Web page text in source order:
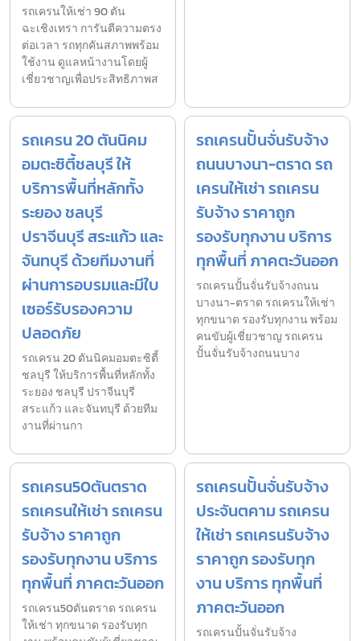
รถเครนให้เช่า 90 ตัน
ฉะเชิงเทรา การันตีความตรง
ต่อเวลา รถทุกคันสภาพพร้อม
ใช้งาน ดูแลหน้างานโดยผู้
เชี่ยวชาญเพื่อประสิทธิภาพส
รถเครน 20 ตันนิคม
อมตะซิตี้ชลบุรี ให้
บริการพื้นที่หลักทั้ง
ระยอง ชลบุรี
ปราจีนบุรี สระแก้ว และ
จันทบุรี ด้วยทีมงานที่
ผ่านการอบรมและมีใบ
เซอร์รับรองความ
ปลอดภัย
รถเครน 20 ตันนิคมอมตะซิตี้
ชลบุรี ให้บริการพื้นที่หลักทั้ง
ระยอง ชลบุรี ปราจีนบุรี
สระแก้ว และจันทบุรี ด้วยทีม
งานที่ผ่านกา
รถเครนปั้นจั่นรับจ้าง
ถนนบางนา-ตราด รถ
เครนให้เช่า รถเครน
รับจ้าง ราคาถูก
รองรับทุกงาน บริการ
ทุกพื้นที่ ภาคตะวันออก
รถเครนปั้นจั่นรับจ้างถนน
บางนา-ตราด รถเครนให้เช่า
ทุกขนาด รองรับทุกงาน พร้อม
คนขับผู้เชี่ยวชาญ รถเครน
ปั้นจั่นรับจ้างถนนบาง
รถเครน50ตันตราด
รถเครนให้เช่า รถเครน
รับจ้าง ราคาถูก
รองรับทุกงาน บริการ
ทุกพื้นที่ ภาคตะวันออก
รถเครน50ตันตราด รถเครน
ให้เช่า ทุกขนาด รองรับทุก
รถเครนปั้นจั่นรับจ้าง
ประจันตคาม รถเครน
ให้เช่า รถเครนรับจ้าง
ราคาถูก รองรับทุก
งาน บริการ ทุกพื้นที่
ภาคตะวันออก
รถเครนปั้นจั่นรับจ้าง